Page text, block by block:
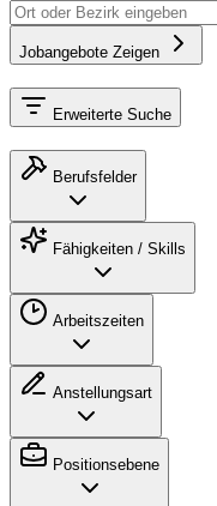
Jobangebote Zeigen
Erweiterte Suche
Berufsfelder
Fähigkeiten / Skills
Arbeitszeiten
Anstellungsart
Positionsebene